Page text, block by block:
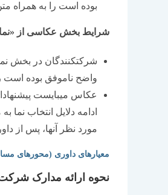
بوده است را به همراه
شرایط بخش عکاسی از
شرکت‏کنندگان در بخش
واضح ناموفق بوده است
عکاس می‏بایست
ادامه دلایل انتخاب
مورد نظر آنها، پس از
معیارهای داوری (محورهای
نحوه ارائه مدارک